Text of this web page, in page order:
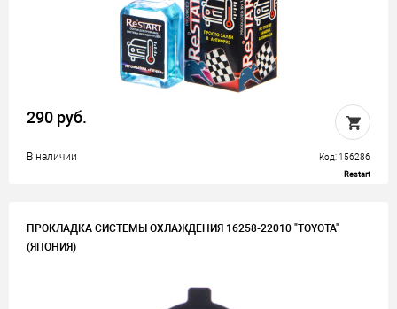
290 руб.
В наличии Код: 156286
Restart
ПРОКЛАДКА СИСТЕМЫ ОХЛАЖДЕНИЯ 16258-22010 "TOYOTA"
(ЯПОНИЯ)